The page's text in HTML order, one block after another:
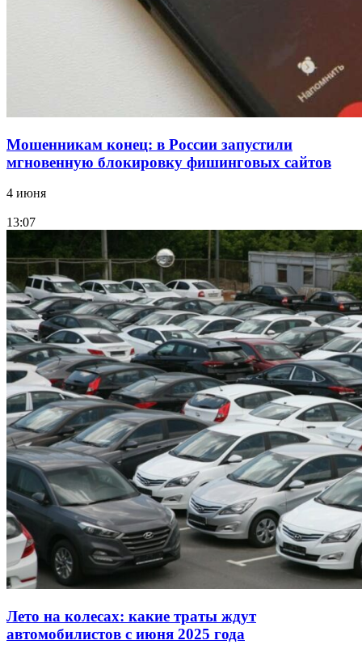
Мошенникам конец: в России запустили
мгновенную блокировку фишинговых сайтов
4 июня
13:07
Лето на колесах: какие траты ждут
автомобилистов с июня 2025 года